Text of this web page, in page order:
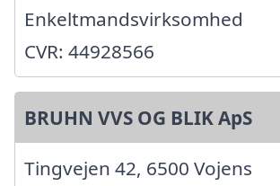
Enkeltmandsvirksomhed
CVR: 44928566
BRUHN VVS OG BLIK ApS
Tingvejen 42, 6500 Vojens